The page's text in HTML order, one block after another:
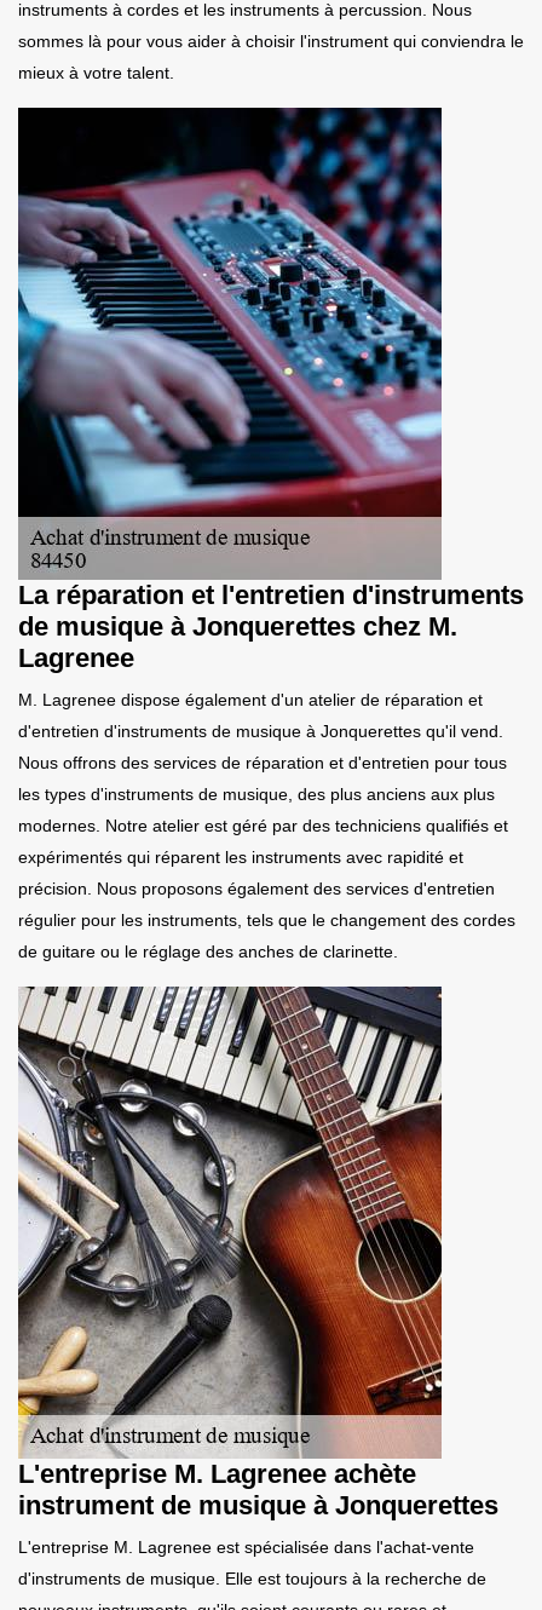
instruments à cordes et les instruments à percussion. Nous
sommes là pour vous aider à choisir l'instrument qui conviendra le
mieux à votre talent.
La réparation et l'entretien d'instruments
de musique à Jonquerettes chez M.
Lagrenee
M. Lagrenee dispose également d'un atelier de réparation et
d'entretien d'instruments de musique à Jonquerettes qu'il vend.
Nous offrons des services de réparation et d'entretien pour tous
les types d'instruments de musique, des plus anciens aux plus
modernes. Notre atelier est géré par des techniciens qualifiés et
expérimentés qui réparent les instruments avec rapidité et
précision. Nous proposons également des services d'entretien
régulier pour les instruments, tels que le changement des cordes
de guitare ou le réglage des anches de clarinette.
L'entreprise M. Lagrenee achète
instrument de musique à Jonquerettes
L'entreprise M. Lagrenee est spécialisée dans l'achat-vente
d'instruments de musique. Elle est toujours à la recherche de